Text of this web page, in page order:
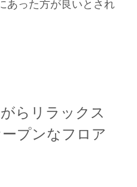
あった方が良いとされ
らリラックス
プンなフロア